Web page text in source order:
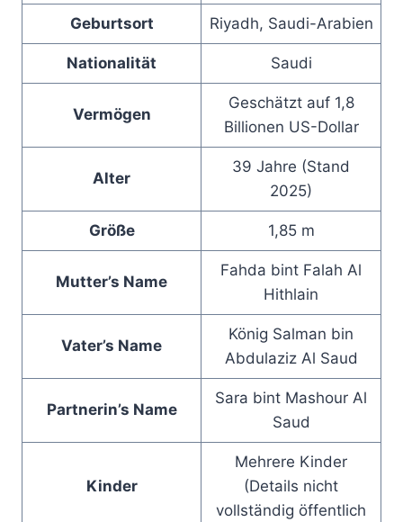
Geburtsort Riyadh, Saudi-Arabien
Nationalität Saudi
Vermögen
Geschätzt auf 1,8
Billionen US-Dollar
Alter
39 Jahre (Stand
2025)
Größe 1,85 m
Mutter’s Name
Fahda bint Falah Al
Hithlain
Vater’s Name
König Salman bin
Abdulaziz Al Saud
Partnerin’s Name
Sara bint Mashour Al
Saud
Kinder
Mehrere Kinder
(Details nicht
vollständig öffentlich